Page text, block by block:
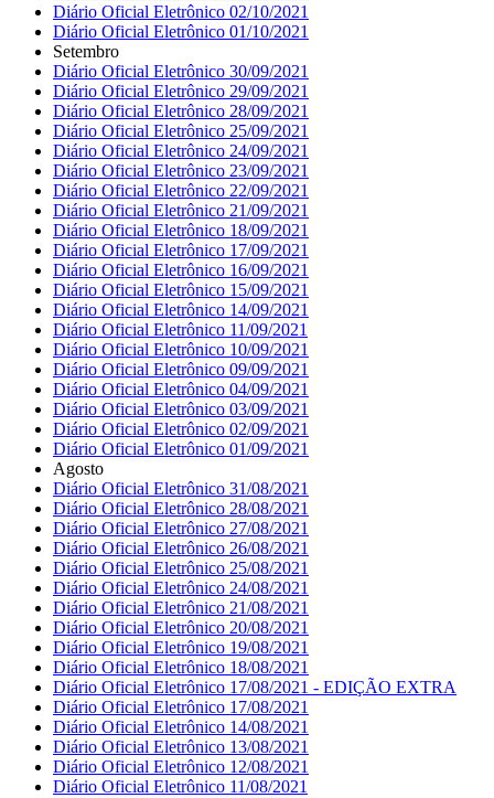
Diário Oficial Eletrônico 02/10/2021
Diário Oficial Eletrônico 01/10/2021
Setembro
Diário Oficial Eletrônico 30/09/2021
Diário Oficial Eletrônico 29/09/2021
Diário Oficial Eletrônico 28/09/2021
Diário Oficial Eletrônico 25/09/2021
Diário Oficial Eletrônico 24/09/2021
Diário Oficial Eletrônico 23/09/2021
Diário Oficial Eletrônico 22/09/2021
Diário Oficial Eletrônico 21/09/2021
Diário Oficial Eletrônico 18/09/2021
Diário Oficial Eletrônico 17/09/2021
Diário Oficial Eletrônico 16/09/2021
Diário Oficial Eletrônico 15/09/2021
Diário Oficial Eletrônico 14/09/2021
Diário Oficial Eletrônico 11/09/2021
Diário Oficial Eletrônico 10/09/2021
Diário Oficial Eletrônico 09/09/2021
Diário Oficial Eletrônico 04/09/2021
Diário Oficial Eletrônico 03/09/2021
Diário Oficial Eletrônico 02/09/2021
Diário Oficial Eletrônico 01/09/2021
Agosto
Diário Oficial Eletrônico 31/08/2021
Diário Oficial Eletrônico 28/08/2021
Diário Oficial Eletrônico 27/08/2021
Diário Oficial Eletrônico 26/08/2021
Diário Oficial Eletrônico 25/08/2021
Diário Oficial Eletrônico 24/08/2021
Diário Oficial Eletrônico 21/08/2021
Diário Oficial Eletrônico 20/08/2021
Diário Oficial Eletrônico 19/08/2021
Diário Oficial Eletrônico 18/08/2021
Diário Oficial Eletrônico 17/08/2021 - EDIÇÃO EXTRA
Diário Oficial Eletrônico 17/08/2021
Diário Oficial Eletrônico 14/08/2021
Diário Oficial Eletrônico 13/08/2021
Diário Oficial Eletrônico 12/08/2021
Diário Oficial Eletrônico 11/08/2021